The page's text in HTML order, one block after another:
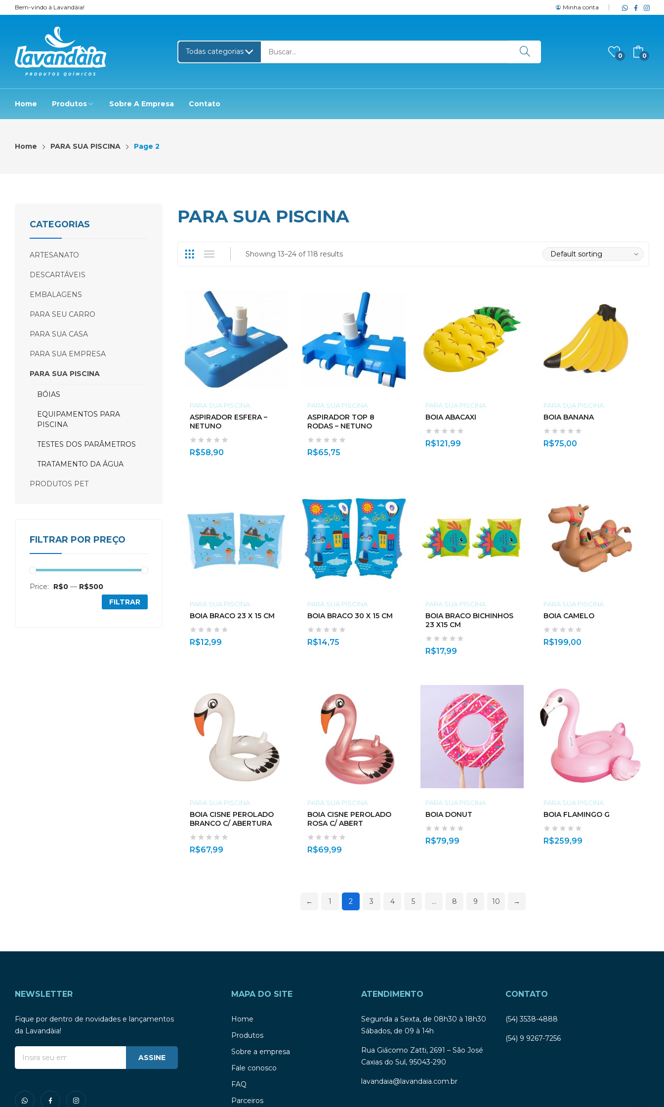
Bem-vindo à Lavandàia! Minha conta
0 0
Home Produtos Sobre A Empresa Contato
Home PARA SUA PISCINA Page 2
PARA SUA PISCINA
Showing 13–24 of 118 results
PARA SUA PISCINA
ASPIRADOR ESFERA –
NETUNO
R$58,90
PARA SUA PISCINA
ASPIRADOR TOP 8
RODAS – NETUNO
R$65,75
PARA SUA PISCINA
BOIA ABACAXI
R$121,99
PARA SUA PISCINA
BOIA BANANA
R$75,00
PARA SUA PISCINA
BOIA BRACO 23 X 15 CM
R$12,99
PARA SUA PISCINA
BOIA BRACO 30 X 15 CM
R$14,75
PARA SUA PISCINA
BOIA BRACO BICHINHOS
23 X15 CM
R$17,99
PARA SUA PISCINA
BOIA CAMELO
R$199,00
PARA SUA PISCINA
BOIA CISNE PEROLADO
BRANCO C/ ABERTURA
R$67,99
PARA SUA PISCINA
BOIA CISNE PEROLADO
ROSA C/ ABERT
R$69,99
PARA SUA PISCINA
BOIA DONUT
R$79,99
PARA SUA PISCINA
BOIA FLAMINGO G
R$259,99
← 1 2 3 4 5 … 8 9 10 →
CATEGORIAS
ARTESANATO
DESCARTÁVEIS
EMBALAGENS
PARA SEU CARRO
PARA SUA CASA
PARA SUA EMPRESA
PARA SUA PISCINA
BÓIAS
EQUIPAMENTOS PARA
PISCINA
TESTES DOS PARÂMETROS
TRATAMENTO DA ÁGUA
PRODUTOS PET
FILTRAR POR PREÇO
Price: R$0 — R$500
FILTRAR
NEWSLETTER
Fique por dentro de novidades e lançamentos
da Lavandàia!
ASSINE
MAPA DO SITE
Home
Produtos
Sobre a empresa
Fale conosco
FAQ
Parceiros
ATENDIMENTO
Segunda a Sexta, de 08h30 à 18h30
Sábados, de 09 à 14h
Rua Giácomo Zatti, 2691 – São José
Caxias do Sul, 95043-290
lavandaia@lavandaia.com.br
CONTATO
(54) 3538-4888
(54) 9 9267-7256